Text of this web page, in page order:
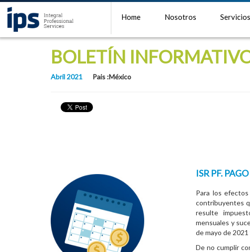
Home Nosotros Servicios
BOLETÍN
Abril 2021 Pais :México
ISR PF.
Para los
contribuyentes
resulte
mensuales y
de mayo de
De no cumplir